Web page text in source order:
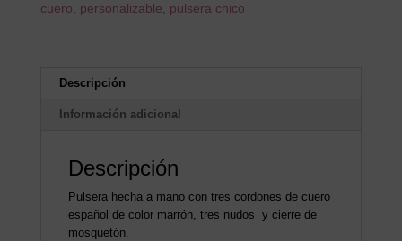
cuero, personalizable, pulsera chico
Descripción
Información adicional
Descripción
Pulsera hecha a mano con tres cordones de cuero
español de color marrón, tres nudos y cierre de
mosquetón.